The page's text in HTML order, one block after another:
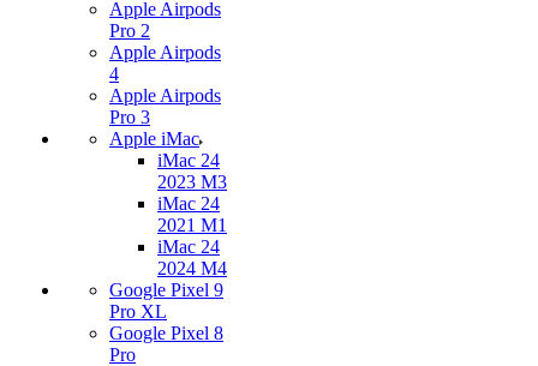
Apple Airpods
Pro 2
Apple Airpods
4
Apple Airpods
Pro 3
Apple iMac
iMac 24
2023 M3
iMac 24
2021 M1
iMac 24
2024 M4
Google Pixel 9
Pro XL
Google Pixel 8
Pro